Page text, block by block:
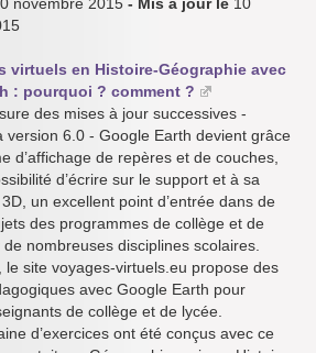
virtuels en Histoire-Géographie avec
: pourquoi ? comment ?
des mises à jour successives -
version 6.0 - Google Earth devient grâce
d’affichage de repères et de couches,
d’écrire sur le support et à sa
un excellent point d’entrée dans de
des programmes de collège et de
nombreuses disciplines scolaires.
le site voyages-virtuels.eu propose des
avec Google Earth pour
de collège et de lycée.
d’exercices ont été conçus avec ce